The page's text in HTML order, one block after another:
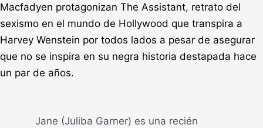
Macfadyen protagonizan The Assistant, retrato del
sexismo en el mundo de Hollywood que transpira a
Harvey Wenstein por todos lados a pesar de asegurar
que no se inspira en su negra historia destapada hace
un par de años.
Jane (Juliba Garner) es una recién